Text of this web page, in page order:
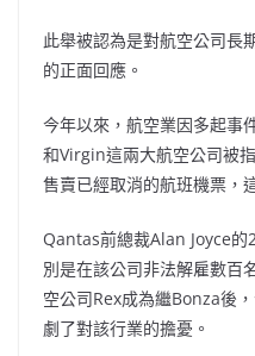
此舉被認為是對航空公司長
的正面回應。
今年以來，航空業因多起事
和Virgin這兩大航空公司被
售賣已經取消的航班機票，
Qantas前總裁Alan Joyce
別是在該公司非法解雇數百
空公司Rex成為繼Bonza後
劇了對該行業的擔憂。